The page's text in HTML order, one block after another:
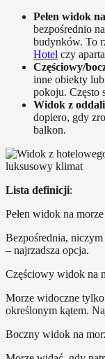
Pełen widok
bezpośrednio
budynków. To
Hotel czy
Częściowy/
inne obiekty
pokoju. Często
Widok z oddali
dopiero, gdy
balkon.
Lista definicji:
Pełen widok na morze
Bezpośrednia, niczym
– najrzadsza opcja.
Częściowy widok na
Morze widoczne
określonym kątem.
Boczny widok na